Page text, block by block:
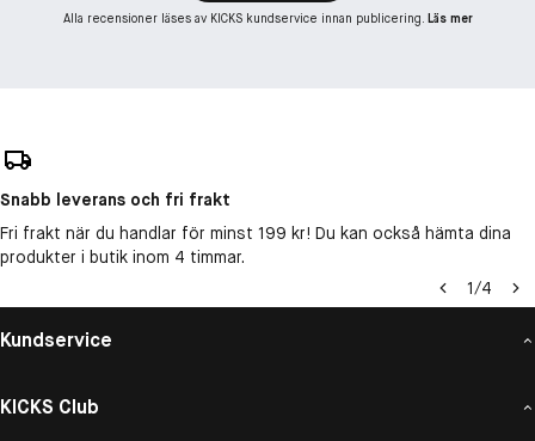
Alla recensioner läses av KICKS kundservice innan publicering. Läs mer
Snabb leverans och fri frakt
Fri frakt när du handlar för minst 199 kr! Du kan också hämta dina
produkter i butik inom 4 timmar.
1/4
Kundservice
KICKS Club